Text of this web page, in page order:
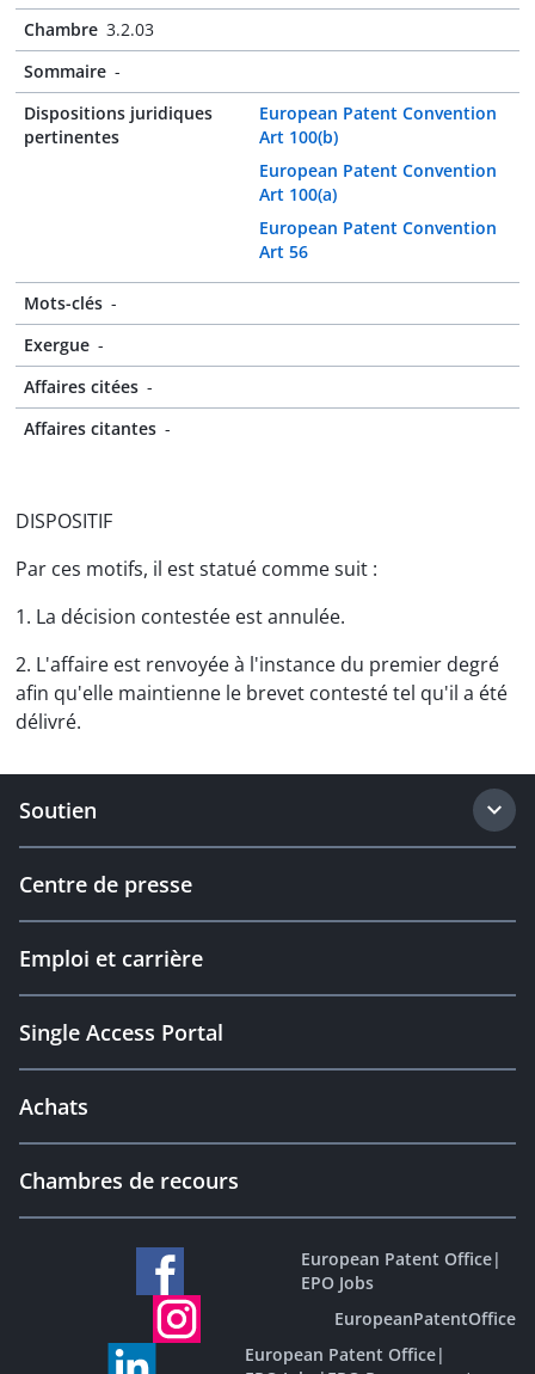
Chambre 3.2.03
Sommaire -
Dispositions juridiques
pertinentes
European Patent Convention
Art 100(b)
European Patent Convention
Art 100(a)
European Patent Convention
Art 56
Mots-clés -
Exergue -
Affaires citées -
Affaires citantes -
DISPOSITIF
Par ces motifs, il est statué comme suit :
1. La décision contestée est annulée.
2. L'affaire est renvoyée à l'instance du premier degré
afin qu'elle maintienne le brevet contesté tel qu'il a été
délivré.
Soutien
Centre de presse
Emploi et carrière
Single Access Portal
Achats
Chambres de recours
European Patent Office|
EPO Jobs
EuropeanPatentOffice
European Patent Office|